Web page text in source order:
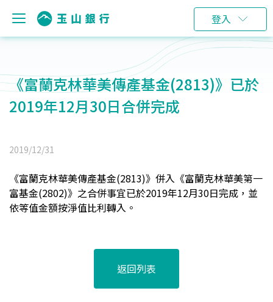
登入
《富蘭克林華美傳產基金(2813)》已於
2019年12月30日合併完成
2019/12/31
《富蘭克林華美傳產基金(2813)》併入《富蘭克林華美第一
富基金(2802)》之合併事宜已於2019年12月30日完成，並
依等值金額按淨值比利轉入。
返回列表